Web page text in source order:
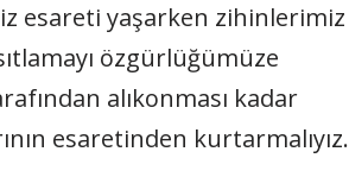
esareti yaşarken zihinlerimiz
özgürlüğümüze
alıkonması kadar
esaretinden kurtarmalıyız.